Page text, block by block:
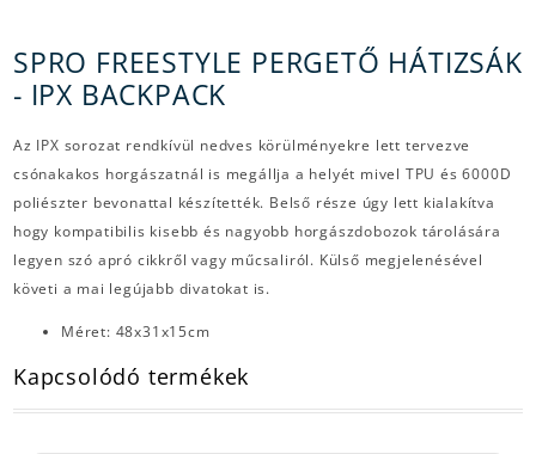
SPRO FREESTYLE PERGETŐ HÁTIZSÁK
- IPX BACKPACK
Az IPX sorozat rendkívül nedves körülményekre lett tervezve
csónakakos horgászatnál is megállja a helyét mivel TPU és 6000D
poliészter bevonattal készítették. Belső része úgy lett kialakítva
hogy kompatibilis kisebb és nagyobb horgászdobozok tárolására
legyen szó apró cikkről vagy műcsaliról. Külső megjelenésével
követi a mai legújabb divatokat is.
Méret: 48x31x15cm
Kapcsolódó termékek